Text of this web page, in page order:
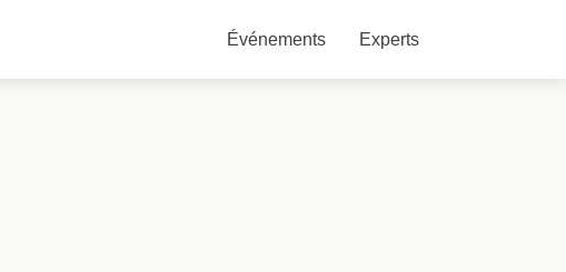
Événements Experts